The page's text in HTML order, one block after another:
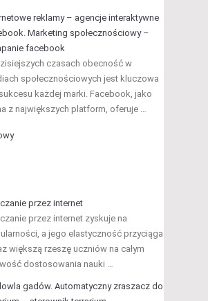
reklamy – agencje interaktywne
Marketing społecznościowy –
facebook
czasach obecność w
społecznościowych jest kluczowa
każdej marki. Facebook, jako
z największych platform, oferuje …
przez internet
przez internet zyskuje na
a jego elastyczność przyciąga
większą rzeszę uczniów na całym
dostosowania nauki …
gadów. Automatyczny zraszacz do